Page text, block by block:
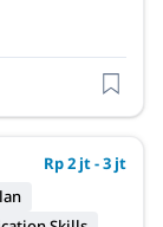
Rp 2 jt - 3 jt